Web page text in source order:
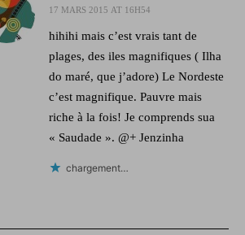
17 MARS 2015 AT 16H54
hihihi mais c’est vrais tant de
plages, des iles magnifiques ( Ilha
do maré, que j’adore) Le Nordeste
c’est magnifique. Pauvre mais
riche à la fois! Je comprends sua
« Saudade ». @+ Jenzinha
chargement…